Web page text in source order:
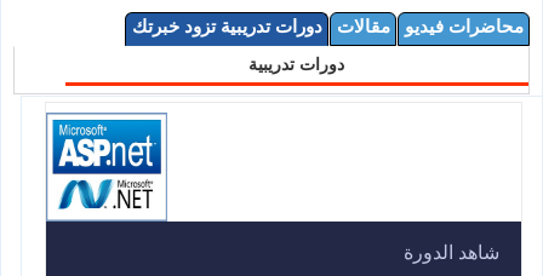
محاضرات فيديو مقالات دورات تدريبية تزود خبرتك
دورات تدريبية
شاهد الدورة